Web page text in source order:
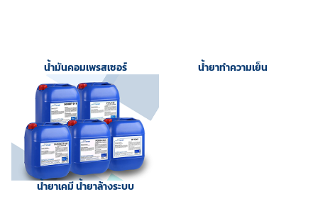
น้ำมันคอมเพรสเซอร์ น้ำยาทำความเย็น
น้ำยาเคมี น้ำยาล้างระบบ